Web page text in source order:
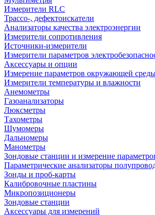
Измерители RLC
Трассо-, дефектоискатели
Анализаторы качества электроэнергии
Измерители сопротивления
Источники-измерители
Измерители параметров
Аксессуары и опции
Измерение параметров окружающей
Измерители температуры и влажности
Анемометры
Газоанализаторы
Люксметры
Тахометры
Шумомеры
Дальномеры
Манометры
Зондовые станции и измерение
Параметрические анализаторы
Зонды и проб-карты
Калибровочные пластины
Микропозиционеры
Зондовые станции
Аксессуары для измерений